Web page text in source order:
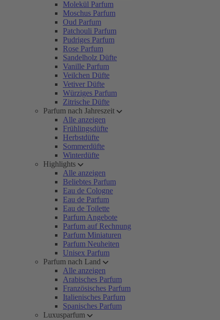
Molekül Parfum
Moschus Parfum
Oud Parfum
Patchouli Parfum
Pudriges Parfum
Rose Parfum
Sandelholz Düfte
Vanille Parfum
Veilchen Düfte
Vetiver Düfte
Würziges Parfum
Zitrische Düfte
Parfum nach Jahreszeit
Alle anzeigen
Frühlingsdüfte
Herbstdüfte
Sommerdüfte
Winterdüfte
Highlights
Alle anzeigen
Beliebtes Parfum
Eau de Cologne
Eau de Parfum
Eau de Toilette
Parfum Angebote
Parfum auf Rechnung
Parfum Miniaturen
Parfum Neuheiten
Unisex Parfum
Parfum nach Land
Alle anzeigen
Arabisches Parfum
Französisches Parfum
Italienisches Parfum
Spanisches Parfum
Luxusparfum